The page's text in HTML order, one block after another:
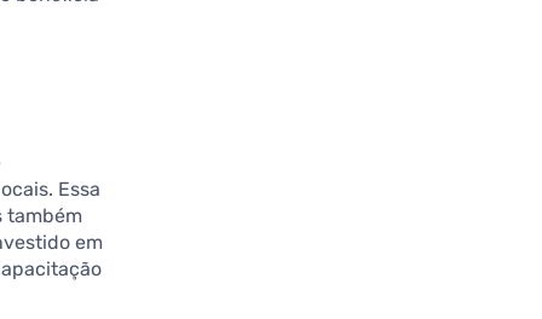
Essa
também
em